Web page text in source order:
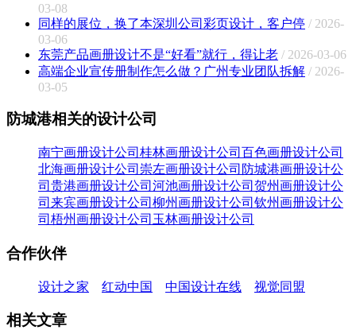
03-08
同样的展位，换了本深圳公司彩页设计，客户停 / 2026-
03-06
东莞产品画册设计不是“好看”就行，得让老 / 2026-03-06
高端企业宣传册制作怎么做？广州专业团队拆解 / 2026-
03-05
防城港相关的设计公司
南宁画册设计公司 桂林画册设计公司 百色画册设计公司
北海画册设计公司 崇左画册设计公司 防城港画册设计公
司 贵港画册设计公司 河池画册设计公司 贺州画册设计公
司 来宾画册设计公司 柳州画册设计公司 钦州画册设计公
司 梧州画册设计公司 玉林画册设计公司
合作伙伴
设计之家 红动中国 中国设计在线 视觉同盟
相关文章